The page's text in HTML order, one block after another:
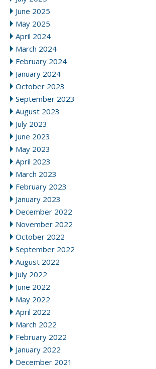
June 2025
May 2025
April 2024
March 2024
February 2024
January 2024
October 2023
September 2023
August 2023
July 2023
June 2023
May 2023
April 2023
March 2023
February 2023
January 2023
December 2022
November 2022
October 2022
September 2022
August 2022
July 2022
June 2022
May 2022
April 2022
March 2022
February 2022
January 2022
December 2021